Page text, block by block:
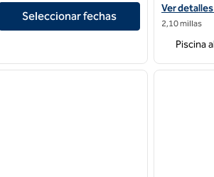
at The Del, LXR Hotels & Resorts
Seleccionar fechas
Ver
Ver
2,10 millas
Piscina
siguiente imagen
1 de 12